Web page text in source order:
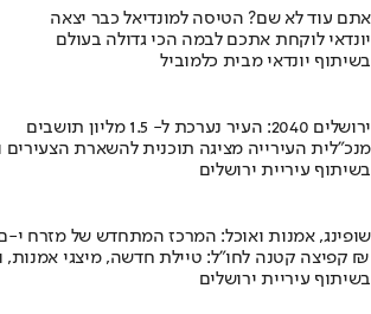
אתם עוד לא שם? הטיסה למונדיאל כבר יצאה
יונדאי לוקחת אתכם לבמה הכי גדולה בעולם
בשיתוף יונדאי מבית כלמוביל
ירושלים 2040: העיר נערכת ל- 1.5 מליון תושבים
מנכ"לית העירייה מציגה תוכנית להשארת הצעירים
בשיתוף עיריית ירושלים
שופינג, אמנות ואוכל: המרכז המתחדש של מזרח י-
קפיצה קטנה לחו"ל: טיילת חדשה, מיצגי אמנות, וכיכרות משופצות בהשקעה של 100 מיליון ₪
בשיתוף עיריית ירושלים